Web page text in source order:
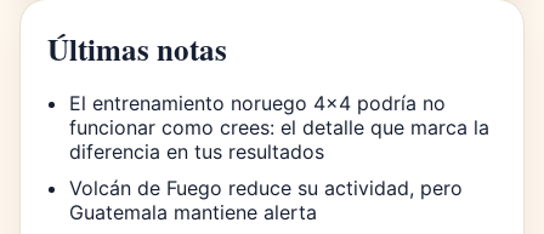
Últimas notas
El entrenamiento noruego 4×4 podría no
funcionar como crees: el detalle que marca la
diferencia en tus resultados
Volcán de Fuego reduce su actividad, pero
Guatemala mantiene alerta